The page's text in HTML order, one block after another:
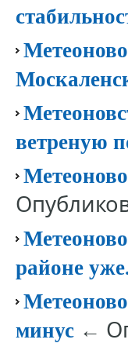
ветреную
районе
минус ←